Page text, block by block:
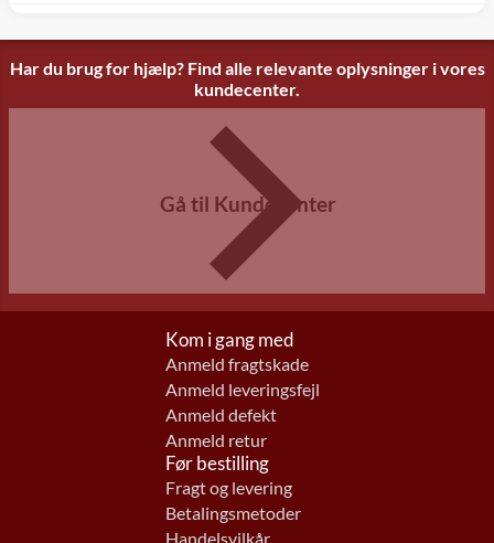
Har du brug for hjælp? Find alle relevante oplysninger i vores
kundecenter.
Gå til Kundecenter
Kom i gang med
Anmeld fragtskade
Anmeld leveringsfejl
Anmeld defekt
Anmeld retur
Før bestilling
Fragt og levering
Betalingsmetoder
Handelsvilkår